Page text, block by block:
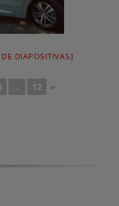
DIAPOSITIVAS]
... 12 ►